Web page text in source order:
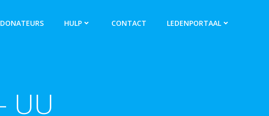
DONATEURS HULP CONTACT LEDENPORTAAL
UU